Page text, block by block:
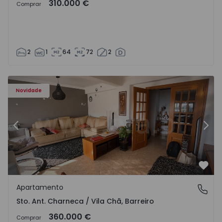
Comprar 310.000 €
2 1 64 72 2
Novidade
- 1573477 - 14
Apartamento T3 Barreiro, Sto. Ant. Charneca / Vila Chã -
Anterior
Sto. Ant. Charneca / Vila Chã, Barreiro
Apartamento
Sto. Ant. Charneca / Vila Chã, Barreiro
Comprar 360.000 €